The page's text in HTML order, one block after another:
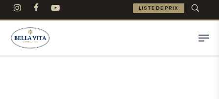
LISTE DE PRIX